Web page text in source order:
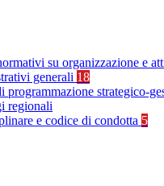
su organizzazione e
generali 18
programmazione strategico-
regionali
e codice di condotta 5